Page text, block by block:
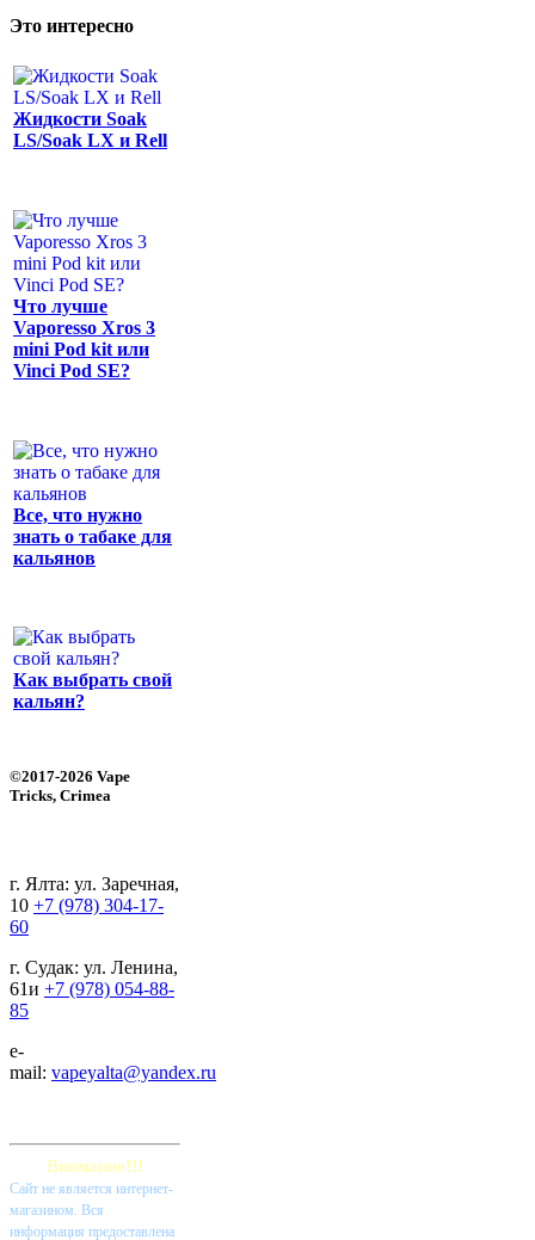
Это интересно
Жидкости Soak
LS/Soak LX и Rell
Что лучше
Vaporesso Xros 3
mini Pod kit или
Vinci Pod SE?
Все, что нужно
знать о табаке для
кальянов
Как выбрать свой
кальян?
©2017-2026 Vape
Tricks, Crimea
г. Ялта: ул. Заречная,
10 +7 (978) 304-17-
60
г. Судак: ул. Ленина,
61и +7 (978) 054-88-
85
e-
mail: vapeyalta@yandex.ru
Внимание!!!
Cайт не является интернет-
магазином. Вся
информация предоставлена